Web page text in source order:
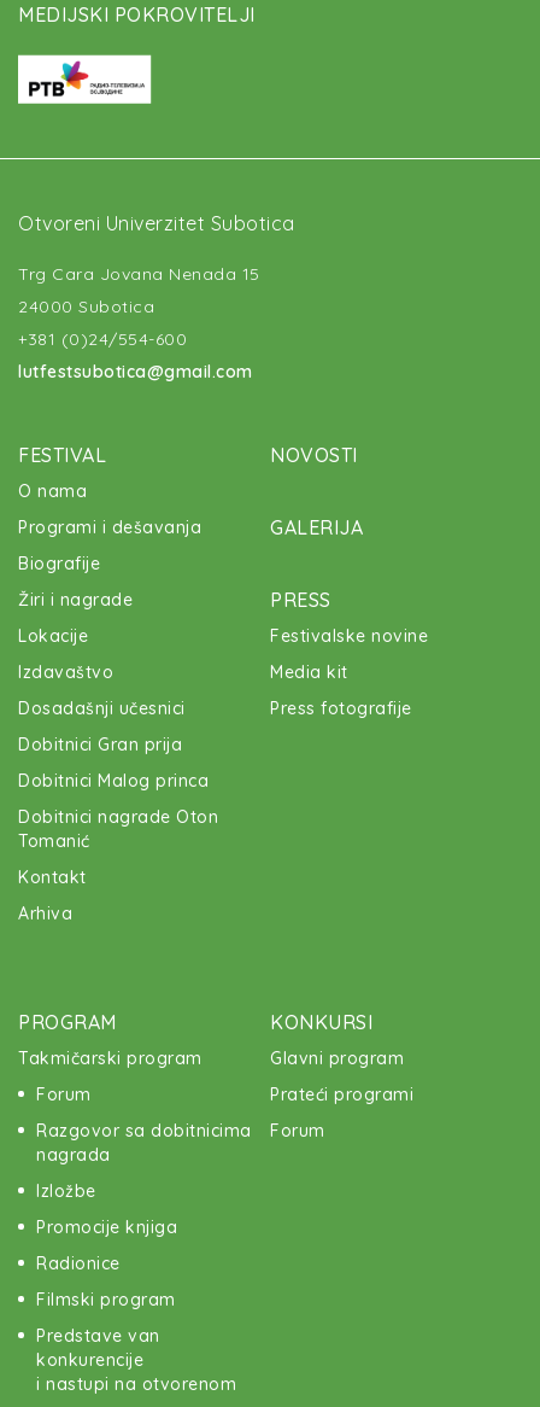
MEDIJSKI POKROVITELJI
Otvoreni Univerzitet Subotica
Trg Cara Jovana Nenada 15
24000 Subotica
+381 (0)24/554-600
lutfestsubotica@gmail.com
FESTIVAL
O nama
Programi i dešavanja
Biografije
Žiri i nagrade
Lokacije
Izdavaštvo
Dosadašnji učesnici
Dobitnici Gran prija
Dobitnici Malog princa
Dobitnici nagrade Oton
Tomanić
Kontakt
Arhiva
NOVOSTI
PROGRAM
Takmičarski program
Forum
Razgovor sa dobitnicima
nagrada
Izložbe
Promocije knjiga
Radionice
Filmski program
Predstave van
konkurencije
i nastupi na otvorenom
KONKURSI
Glavni program
Prateći programi
Forum
GALERIJA
PRESS
Festivalske novine
Media kit
Press fotografije